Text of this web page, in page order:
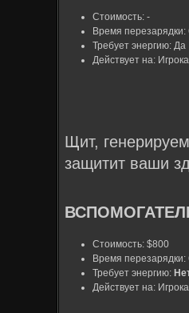
Стоимость: -
Время перезарядки:
Требует энергию: Да
Действует на:
Щит,
защитит ваши
Стоимость: $800
Время перезарядки:
Требует энергию:
Действует на: Игрока